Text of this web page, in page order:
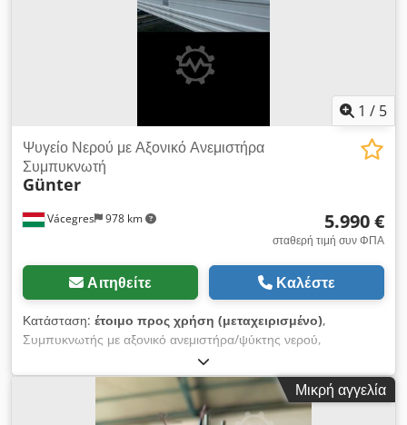
1 / 5
Vácegres 978 km
Ψυγείο Νερού με Αξονικό Ανεμιστήρα
Συμπυκνωτή
Günter
5.990 €
σταθερή τιμή συν ΦΠΑ
Αιτηθείτε Καλέστε
Κατάσταση: έτοιμο προς χρήση (μεταχειρισμένο),
Συμπυκνωτής με αξονικό ανεμιστήρα/ψύκτης νερού,
δοκιμασμένος υπό πίεση, έτοιμος προς χρήση. Τοπική
τοποθεσία: Ουγγαρία (ΕΕ) Crjdezhg Alopfx Amref
Μικρή αγγελία